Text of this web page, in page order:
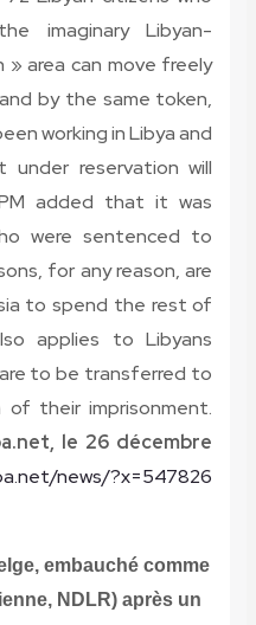
imaginary Libyan-
» area can move freely
by the same token,
working in Libya and
reservation will
added that it was
were sentenced to
for any reason, are
to spend the rest of
applies to Libyans
are to be transferred to
their imprisonment.
le 26 décembre
news/?x=547826
embauché comme
NDLR) après un